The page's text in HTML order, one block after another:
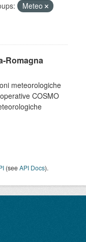
Meteo
Romagna
meteorologiche
COSMO
(seeAPI Docs).